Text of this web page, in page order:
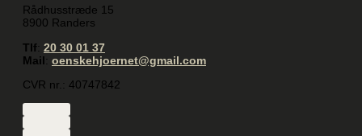
Rådhusstræde 15
8900 Randers
Tlf: 20 30 01 37
Mail: oenskehjoernet@gmail.com
CVR nr.: 40747842